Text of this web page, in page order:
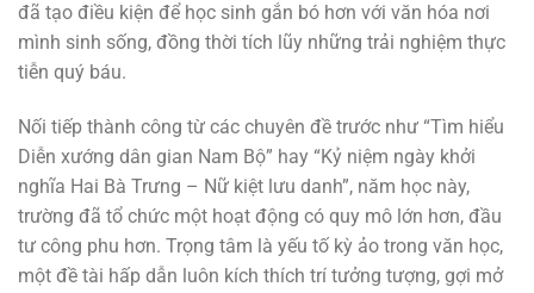
đã tạo điều kiện để học sinh gắn bó hơn với văn hóa nơi
mình sinh sống, đồng thời tích lũy những trải nghiệm thực
tiễn quý báu.
Nối tiếp thành công từ các chuyên đề trước như “Tìm hiểu
Diễn xướng dân gian Nam Bộ” hay “Kỷ niệm ngày khởi
nghĩa Hai Bà Trưng – Nữ kiệt lưu danh”, năm học này,
trường đã tổ chức một hoạt động có quy mô lớn hơn, đầu
tư công phu hơn. Trọng tâm là yếu tố kỳ ảo trong văn học,
một đề tài hấp dẫn luôn kích thích trí tưởng tượng, gợi mở